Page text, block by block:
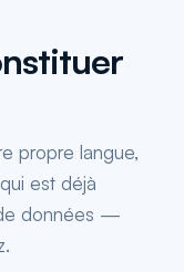
propre langue,
est déjà
données —